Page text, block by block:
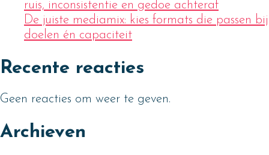
ruis, inconsistentie en gedoe achteraf
De juiste mediamix: kies formats die passen bij
doelen én capaciteit
Recente reacties
Geen reacties om weer te geven.
Archieven